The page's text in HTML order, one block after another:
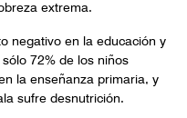
extrema.
negativo en la educación y
72% de los niños
la enseñanza primaria, y
sufre desnutrición.